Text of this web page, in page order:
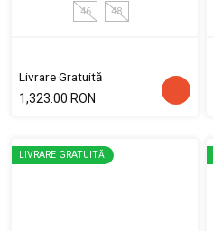
46 48
Livrare Gratuită
1,323.00 RON
LIVRARE GRATUITĂ